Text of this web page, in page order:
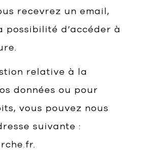
recevrez un email,
possibilité d’accéder à
relative à la
données ou pour
vous pouvez nous
suivante :